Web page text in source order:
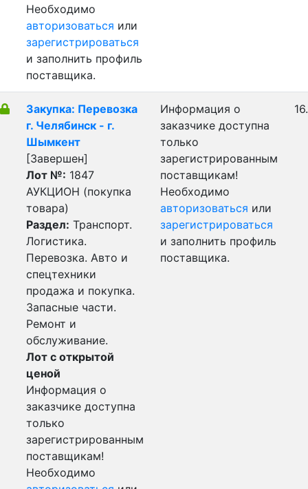
Необходимо
авторизоваться или
зарегистрироваться
и заполнить профиль
поставщика.
Закупка: Перевозка
г. Челябинск - г.
Шымкент
[Завершен]
Лот №: 1847
АУКЦИОН (покупка
товара)
Раздел: Транспорт.
Логистика.
Перевозка. Авто и
спецтехники
продажа и покупка.
Запасные части.
Ремонт и
обслуживание.
Лот с открытой
ценой
Информация о
заказчике доступна
только
зарегистрированным
поставщикам!
Необходимо
Информация о
заказчике доступна
только
зарегистрированным
поставщикам!
Необходимо
авторизоваться или
зарегистрироваться
и заполнить профиль
поставщика.